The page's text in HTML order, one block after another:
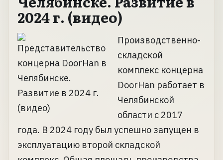
2024 г. (видео)
Производственно-
складской
комплекс концерна
DoorHan работает в
Челябинской
области с 2017
года. В 2024 году был успешно запущен в
эксплуатацию второй складской